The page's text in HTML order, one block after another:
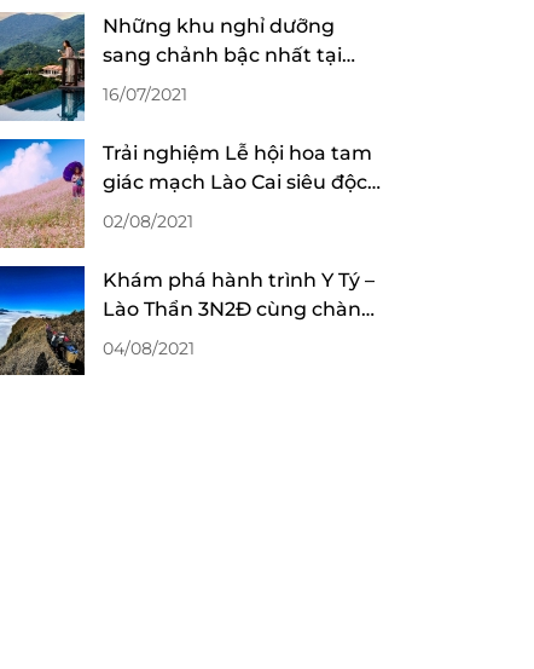
Những khu nghỉ dưỡng
sang chảnh bậc nhất tại
Huế cho “team sang”
16/07/2021
Trải nghiệm Lễ hội hoa tam
giác mạch Lào Cai siêu độc
đáo cùng hội cạ cứng
02/08/2021
Khám phá hành trình Y Tý –
Lào Thẩn 3N2Đ cùng chàng
trai 9X
04/08/2021